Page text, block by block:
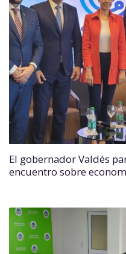
El gobernador Valdés
encuentro sobre